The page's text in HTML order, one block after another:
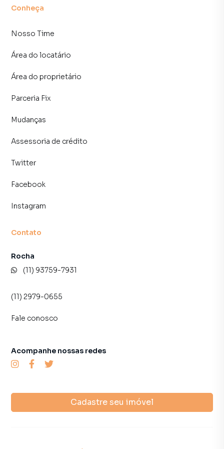
Conheça
Nosso Time
Área do locatário
Área do proprietário
Parceria Fix
Mudanças
Assessoria de crédito
Twitter
Facebook
Instagram
Contato
Rocha
(11) 93759-7931
(11) 2979-0655
Fale conosco
Cadastre seu imóvel
Acompanhe nossas redes